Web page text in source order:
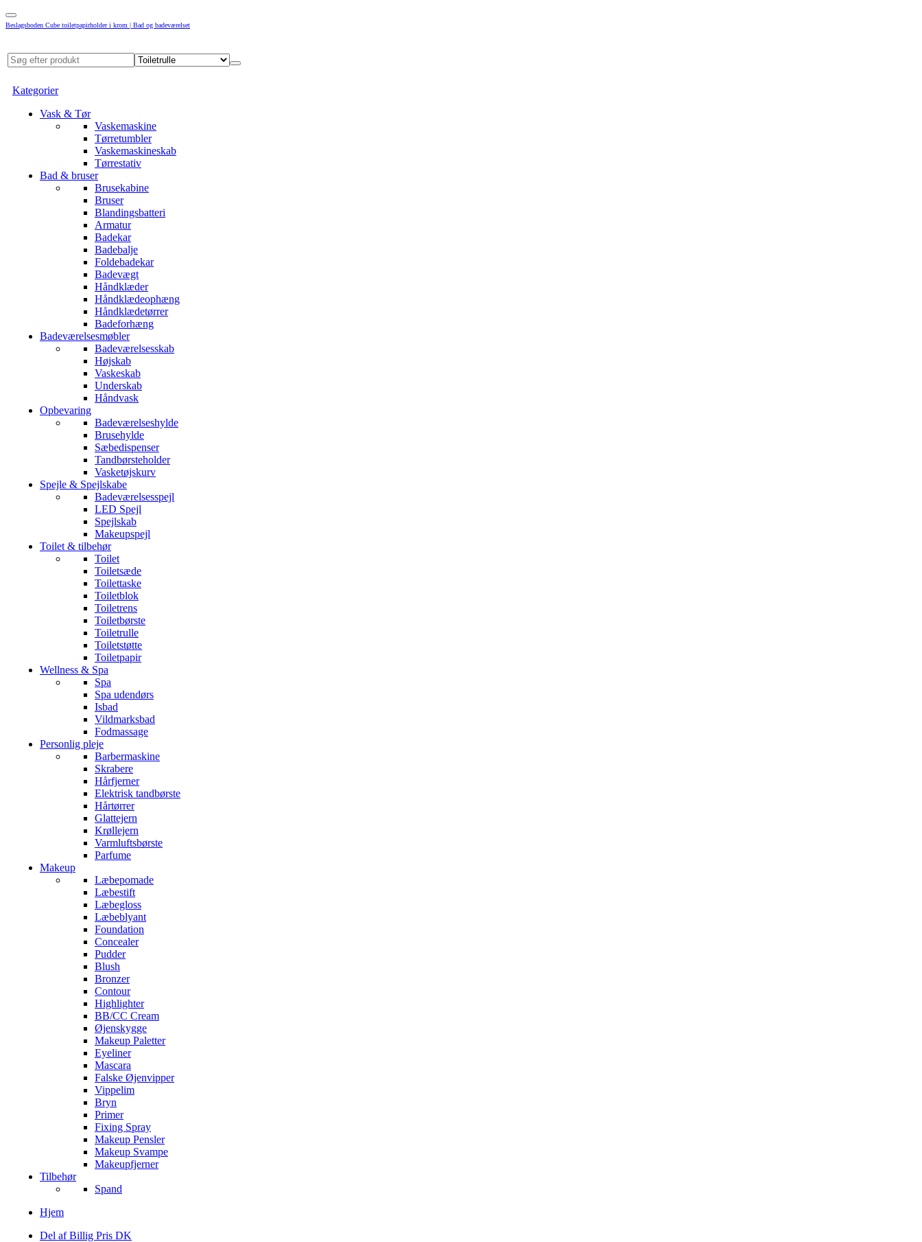
Beslagsboden Cube toiletpapirholder i krom | Bad og badeværelset
Kategorier
Vask & Tør
Vaskemaskine
Tørretumbler
Vaskemaskineskab
Tørrestativ
Bad & bruser
Brusekabine
Bruser
Blandingsbatteri
Armatur
Badekar
Badebalje
Foldebadekar
Badevægt
Håndklæder
Håndklædeophæng
Håndklædetørrer
Badeforhæng
Badeværelsesmøbler
Badeværelsesskab
Højskab
Vaskeskab
Underskab
Håndvask
Opbevaring
Badeværelseshylde
Brusehylde
Sæbedispenser
Tandbørsteholder
Vasketøjskurv
Spejle & Spejlskabe
Badeværelsesspejl
LED Spejl
Spejlskab
Makeupspejl
Toilet & tilbehør
Toilet
Toiletsæde
Toilettaske
Toiletblok
Toiletrens
Toiletbørste
Toiletrulle
Toiletstøtte
Toiletpapir
Wellness & Spa
Spa
Spa udendørs
Isbad
Vildmarksbad
Fodmassage
Personlig pleje
Barbermaskine
Skrabere
Hårfjerner
Elektrisk tandbørste
Hårtørrer
Glattejern
Krøllejern
Varmluftsbørste
Parfume
Makeup
Læbepomade
Læbestift
Læbegloss
Læbeblyant
Foundation
Concealer
Pudder
Blush
Bronzer
Contour
Highlighter
BB/CC Cream
Øjenskygge
Makeup Paletter
Eyeliner
Mascara
Falske Øjenvipper
Vippelim
Bryn
Primer
Fixing Spray
Makeup Pensler
Makeup Svampe
Makeupfjerner
Tilbehør
Spand
Hjem
Del af Billig Pris DK